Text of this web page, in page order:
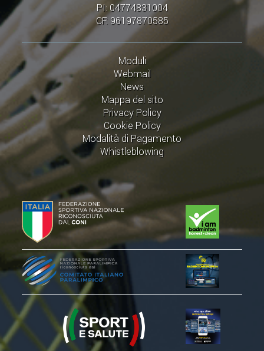
PI: 04774831004
CF: 96197870585
Moduli
Webmail
News
Mappa del sito
Privacy Policy
Cookie Policy
Modalità di Pagamento
Whistleblowing
ALBO D'ORO CAMPIONATI ITALIANI
CAMPIONATI A SQUADRE
EVENTI INTERNAZIONALI
CLASSIFICHE NAZIONALI
CLASSIFICHE 2013-2020
MODULI
MANIFESTAZIONI SPORTIVE
UFFICIALI DI GARA
EVENTI SOSTENIBILI
PARA BADMINTON
L'ATTIVITÀ
TESSERAMENTO
REGOLAMENTI
STAFF TECNICO